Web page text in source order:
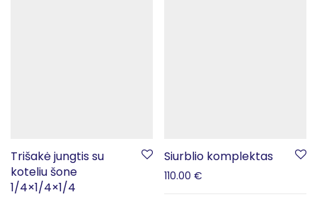
Trišakė jungtis su
koteliu šone
1/4×1/4×1/4
Siurblio komplektas
110.00 €